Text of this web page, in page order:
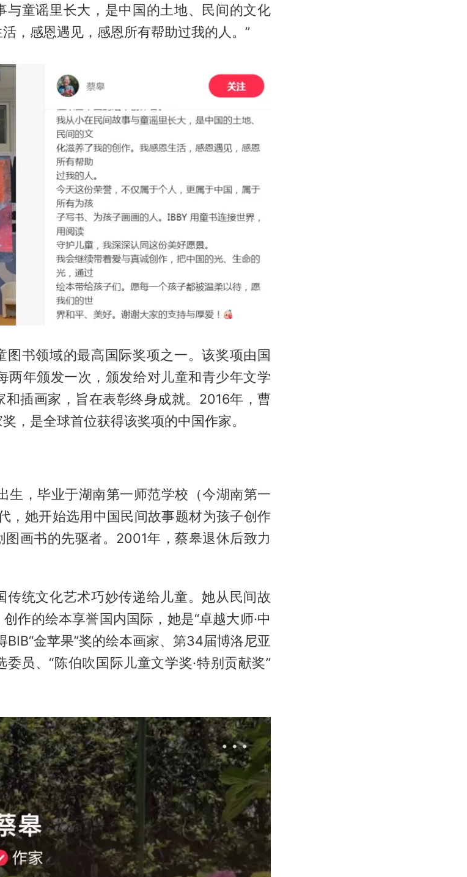
与童谣里长大，是中国的土地、民间的文化
，感恩遇见，感恩所有帮助过我的人。”
图书领域的最高国际奖项之一。该奖项由国
两年颁发一次，颁发给对儿童和青少年文学
插画家，旨在表彰终身成就。2016年，曹
，是全球首位获得该奖项的中国作家。
生，毕业于湖南第一师范学校（今湖南第一
，她开始选用中国民间故事题材为孩子创作
画书的先驱者。2001年，蔡皋退休后致力
传统文化艺术巧妙传递给儿童。她从民间故
作的绘本享誉国内国际，她是“卓越大师·中
BIB“金苹果”奖的绘本画家、第34届博洛尼亚
员、“陈伯吹国际儿童文学奖·特别贡献奖”